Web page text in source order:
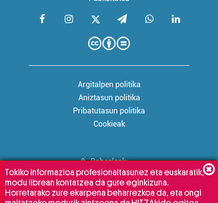
Argitalpen politika
Aniztasun politika
Pribatutasun politika
Cookieak
Babesleak:
Tokiko informazioa profesionaltasunez eta euskaratik,
modu librean kontatzea da gure eginkizuna.
Horretarako zure ekarpena beharrezkoa da, eta ongi